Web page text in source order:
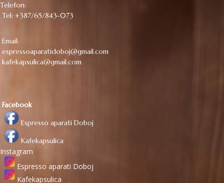
Telefon:
Tel: +387/65/843-073
Email:
espressoaparatidoboj@gmail.com
kafekapsulica@gmail.com
Facebook
Espresso aparati Doboj
Kafekapsulica
Instagram
Espresso aparati Doboj
Kafekapsulica